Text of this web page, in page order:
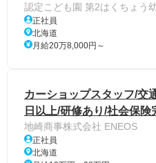
認定こども園 第2はくちょう
正社員
北海道
月給20万8,000円～
カーショップスタッフ/交
日以上/研修あり/社会保険
地崎商事株式会社 ENEOS
正社員
北海道